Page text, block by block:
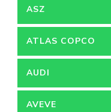
ACCOUNTANT
ASZ
ATLAS COPCO
AUDI
AVEVE